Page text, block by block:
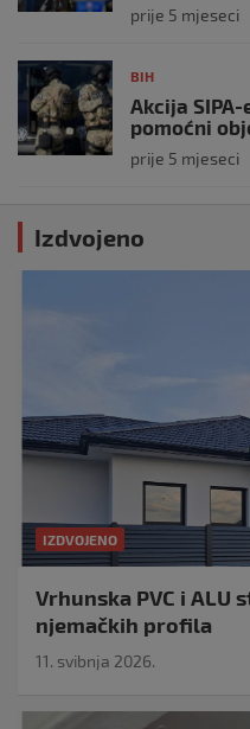
prije 5 mjeseci
BIH
Akcija
pomoćni
prije 5 mjeseci
Izdvojeno
IZDVOJENO
Vrhunska PVC i
njemačkih profila
11. svibnja 2026.